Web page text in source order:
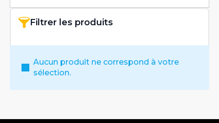
Filtrer les produits
Aucun produit ne correspond à votre
sélection.